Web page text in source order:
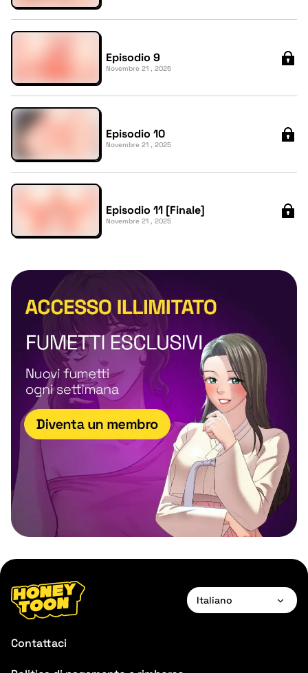
Episodio 9
Novembre 21 , 2025
Episodio 10
Novembre 21 , 2025
Episodio 11 [Finale]
Novembre 21 , 2025
Italiano
Contattaci